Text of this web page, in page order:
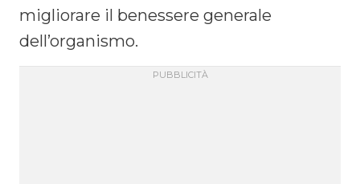
migliorare il benessere generale
dell’organismo.